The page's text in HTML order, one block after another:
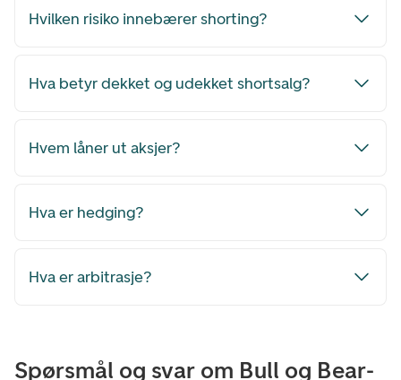
Hvilken risiko innebærer shorting?
Hva betyr dekket og udekket shortsalg?
Hvem låner ut aksjer?
Hva er hedging?
Hva er arbitrasje?
Spørsmål og svar om Bull og Bear-